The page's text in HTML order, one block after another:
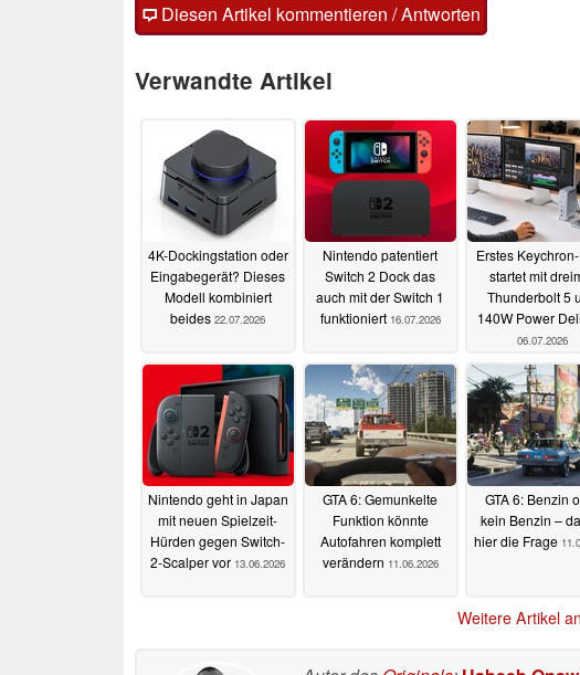
Diesen Artikel kommentieren / Antworten
Verwandte Artikel
4K-Dockingstation oder
Eingabegerät? Dieses
Modell kombiniert
beides 22.07.2026
Nintendo patentiert
Switch 2 Dock das
auch mit der Switch 1
funktioniert 16.07.2026
Erstes
startet mit
Thunderbolt 5
140W Power
06.07.2026
Nintendo geht in Japan
mit neuen Spielzeit-
Hürden gegen Switch-
2-Scalper vor 13.06.2026
GTA 6: Gemunkelte
Funktion könnte
Autofahren komplett
verändern 11.06.2026
GTA 6: Benzin
kein Benzin –
hier die Frage
Weitere Artikel